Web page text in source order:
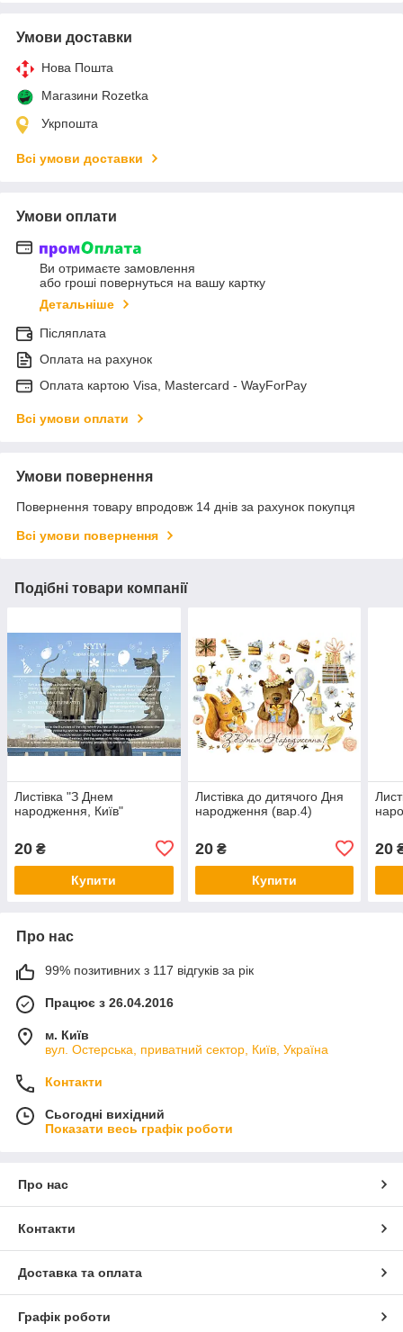
Умови доставки
Нова Пошта
Магазини Rozetka
Укрпошта
Всі умови доставки
Умови оплати
Ви отримаєте замовлення
або гроші повернуться на вашу картку
Детальніше
Післяплата
Оплата на рахунок
Оплата картою Visa, Mastercard - WayForPay
Всі умови оплати
Умови повернення
Повернення товару впродовж 14 днів за рахунок покупця
Всі умови повернення
Подібні товари компанії
Листівка "З Днем
народження, Київ"
20 ₴
Купити
Листівка до дитячого Дня
народження (вар.4)
20₴
Купити
20
Про нас
99% позитивних з 117 відгуків за рік
Працює з 26.04.2016
м. Київ
вул. Остерська, приватний сектор, Київ, Україна
Контакти
Сьогодні вихідний
Показати весь графік роботи
Про нас
Контакти
Доставка та оплата
Графік роботи